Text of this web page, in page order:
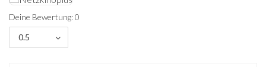
Deine Bewertung: 0
0.5